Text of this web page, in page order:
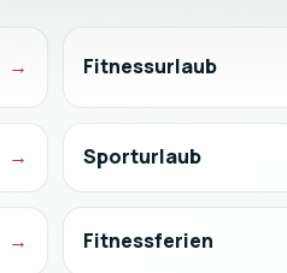
Fitnessurlaub
Sporturlaub
Fitnessferien